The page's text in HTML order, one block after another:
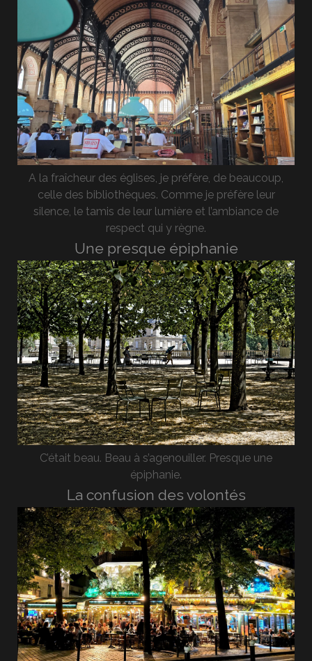
A la fraîcheur des églises, je préfère, de beaucoup,
celle des bibliothèques. Comme je préfère leur
silence, le tamis de leur lumière et l’ambiance de
respect qui y règne.
Une presque épiphanie
C’était beau. Beau à s’agenouiller. Presque une
épiphanie.
La confusion des volontés